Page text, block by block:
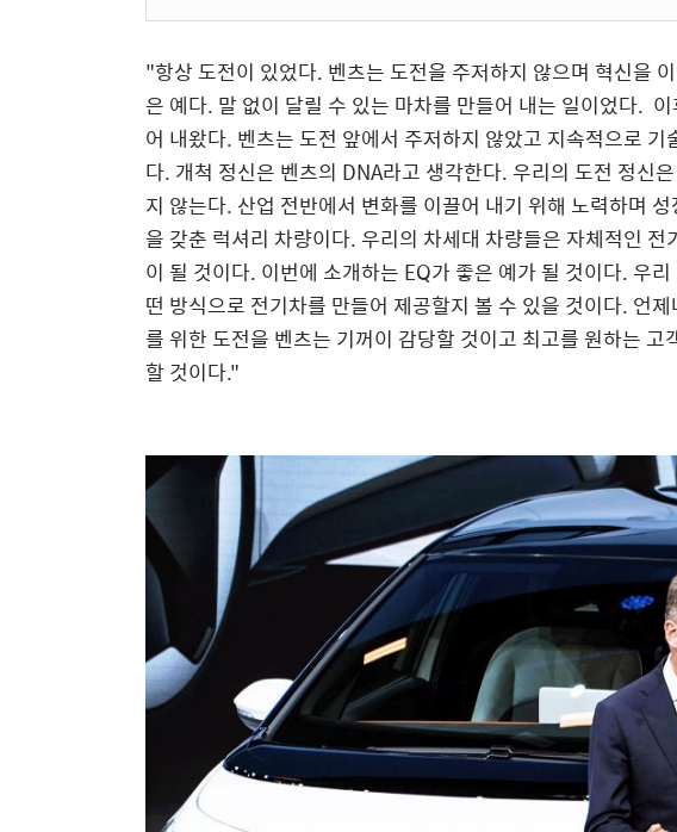
"항상 도전이 있었다. 벤츠는 도전을 주저하지 않으며 혁신을
은 예다. 말 없이 달릴 수 있는 마차를 만들어 내는 일이었다.
어 내왔다. 벤츠는 도전 앞에서 주저하지 않았고 지속적으로
다. 개척 정신은 벤츠의 DNA라고 생각한다. 우리의 도전 정신
지 않는다. 산업 전반에서 변화를 이끌어 내기 위해 노력하며
을 갖춘 럭셔리 차량이다. 우리의 차세대 차량들은 자체적인
이 될 것이다. 이번에 소개하는 EQ가 좋은 예가 될 것이다. 우
떤 방식으로 전기차를 만들어 제공할지 볼 수 있을 것이다. 언
를 위한 도전을 벤츠는 기꺼이 감당할 것이고 최고를 원하는
할 것이다."